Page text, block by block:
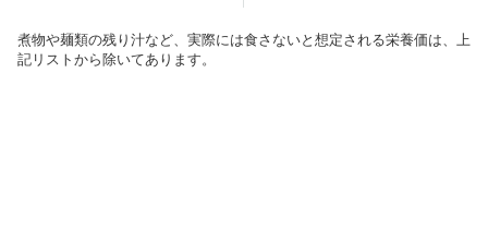
煮物や麺類の残り汁など、実際には食さないと想定される栄養価は、上
記リストから除いてあります。